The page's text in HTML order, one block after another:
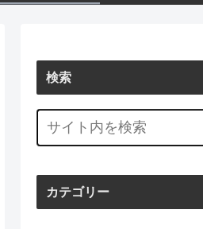
検索
カテゴリー